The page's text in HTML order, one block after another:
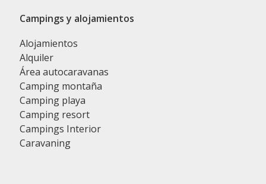
Campings y alojamientos
Alojamientos
Alquiler
Área autocaravanas
Camping montaña
Camping playa
Camping resort
Campings Interior
Caravaning